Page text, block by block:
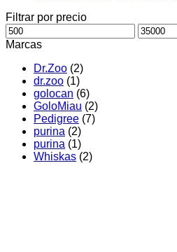
Filtrar por precio
Precio
mínimo
Precio
máximo
Marcas
Dr.Zoo (2)
dr.zoo (1)
golocan (6)
GoloMiau (2)
Pedigree (7)
purina (2)
purina (1)
Whiskas (2)